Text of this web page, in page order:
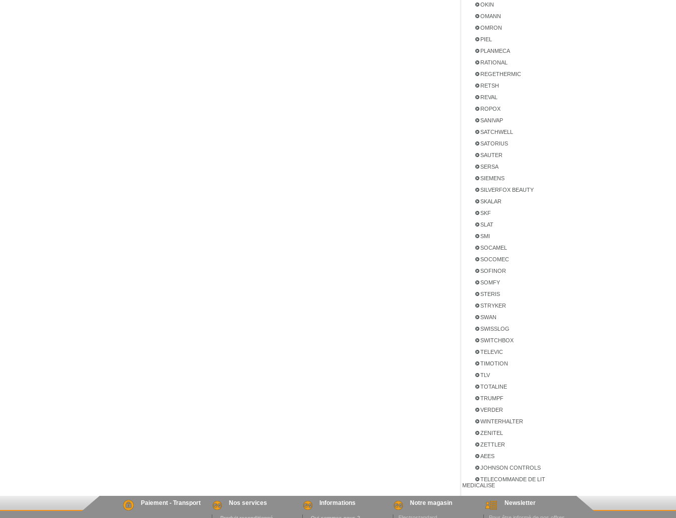
OKIN
OMANN
OMRON
PIEL
PLANMECA
RATIONAL
REGETHERMIC
RETSH
REVAL
ROPOX
SANIVAP
SATCHWELL
SATORIUS
SAUTER
SERSA
SIEMENS
SILVERFOX BEAUTY
SKALAR
SKF
SLAT
SMI
SOCAMEL
SOCOMEC
SOFINOR
SOMFY
STERIS
STRYKER
SWAN
SWISSLOG
SWITCHBOX
TELEVIC
TIMOTION
TLV
TOTALINE
TRUMPF
VERDER
WINTERHALTER
ZENITEL
ZETTLER
AEES
JOHNSON CONTROLS
TELECOMMANDE DE LIT
MEDICALISE
Paiement - Transport Nos services Informations Notre magasin Newsletter